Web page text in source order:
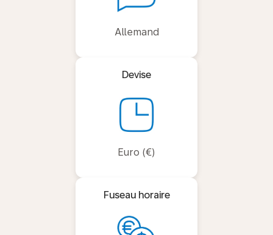
Allemand
Devise
Euro (€)
Fuseau horaire